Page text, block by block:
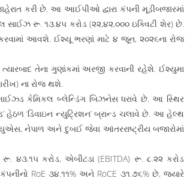
કરી છે. આ આઈપીઓ દ્વારા કંપની મૂડીબજારમાં
રૂ. ૧૩.૪૫ કરોડ (૨૨,૪૨,૦૦૦ ઇક્વિટી શેર) છે.
આવશે. ઈશ્યૂ ભરણાં માટે ૪ જૂન, ૨૦૨૬ના રોજ
તેના ગુણાંકમાં અરજી કરવાની રહેશે. ઈશ્યુમા
ના રોજ થશે.
કેમિકલ બ્લેન્ડિંગ બિઝનેસ ધરાવે છે. આ સ્થિર
હેઠળ ‘ડિવાઇન ન્યુટ્રિશન’ બ્રાન્ડ ચલાવે છે. આ હેલ્થ
નેપાળ અને દુબઈ જેવા આંતરરાષ્ટ્રીય બજારોમાં
૪૩.૧૫ કરોડ, એબીટડા (EBITDA) રૂ. ૮.૨૨ કરોડ
RoE ૩૪.૧૧% અને RoCE ૩૧.૭૬% છે, જ્યારે